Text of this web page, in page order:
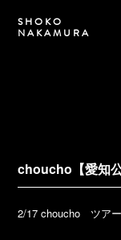
SHOKO
NAKAMURA
choucho【愛知公
2/17 choucho ツアー